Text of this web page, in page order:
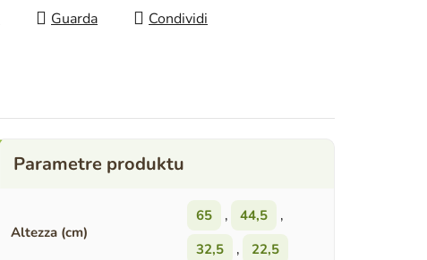
Guarda Condividi
Altezza (cm)
65 , 44,5
,
32,5
, 22,5